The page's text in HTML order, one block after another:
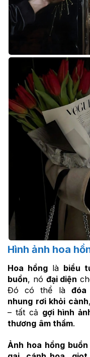
Hình ảnh hoa
Hoa hồng là biểu
buồn, nó đại diện
Đó có thể là
nhung rơi khỏi cành
– tất cả gợi hình
thương âm thầm.
Ảnh hoa hồng buồn